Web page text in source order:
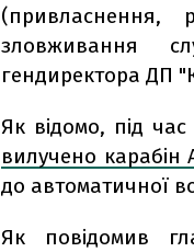
(привласнення,
зловживання
гендиректора ДП
Як відомо, під
вилучено
до автоматичної
Як повідомив